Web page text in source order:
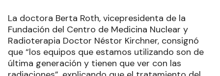
La doctora Berta Roth, vicepresidenta de la
Fundación del Centro de Medicina Nuclear y
Radioterapia Doctor Néstor Kirchner, consignó
que “los equipos que estamos utilizando son de
última generación y tienen que ver con las